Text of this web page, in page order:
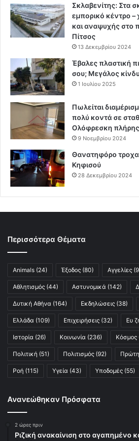
Σκλαβενίτης: Στα
εμπορικό κέντρο
και αναψυχής στο
Πίτσος
13 Δεκεμβρίου 2024
Έβαλες πλαστική
σου; Μεγάλος
1 Ιουλίου 2025
Πωλείται
πολύ κοντά σε
Ολόφρεσκη πλήρης
9 Νοεμβρίου 2024
Θανατηφόρο
Κηφισού
28 Δεκεμβρίου 2024
Περισσότερα Θέματα
Animals (24) Έξοδος (80) Αγγελίες
Αθλητισμός (44) Αστυνομικά (142)
Δυτική Αθήνα (164) Εκδηλώσεις (38)
Ελλάδα (109) Επιχειρήσεις (32) Ευ
Ιστορία (26) Κοινωνία (236) Κόσμος
Πολιτική (51) Πολιτισμός (92)
Ροή (115) Υγεία (43) Υποδομές (55)
Ανανεώθηκαν Πρόσφατα
2 ώρες πριν
Ριζική ανακαίνιση στο αγαπημένο